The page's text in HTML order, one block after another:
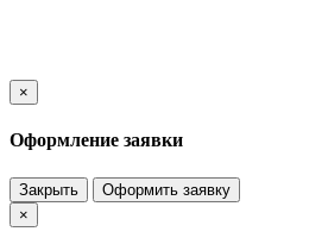
×
Оформление заявки
Закрыть
Оформить заявку
×